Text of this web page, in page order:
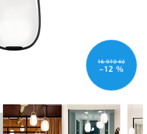
16 970 Kč
–12 %